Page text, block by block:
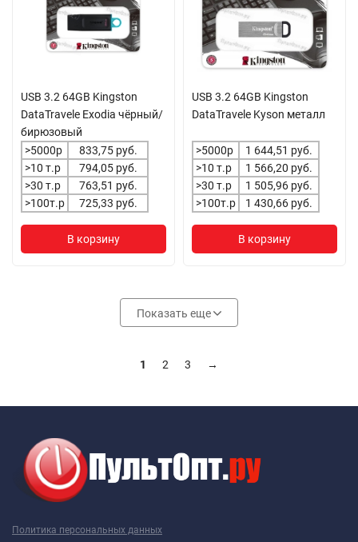
USB 3.2 64GB Kingston
DataTravele Exodia чёрный/
бирюзовый
>5000р
833,75 руб.
>10 т.р
794,05 руб.
>30 т.р
763,51 руб.
>100т.р
725,33 руб.
В корзину
USB 3.2 64GB Kingston
DataTravele Kyson металл
>5000р
1 644,51 руб.
>10 т.р
1 566,20 руб.
>30 т.р
1 505,96 руб.
>100т.р
1 430,66 руб.
В корзину
Показать еще
1 2 3 →
Политика персональных данных